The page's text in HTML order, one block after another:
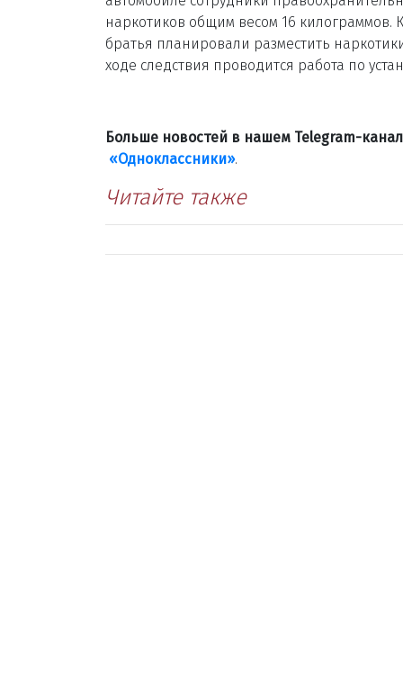
наркотиков общим весом 16 килограммов.
братья планировали разместить
ходе следствия проводится работа по
Больше новостей в нашем Telegram-
«Одноклассники».
Читайте также